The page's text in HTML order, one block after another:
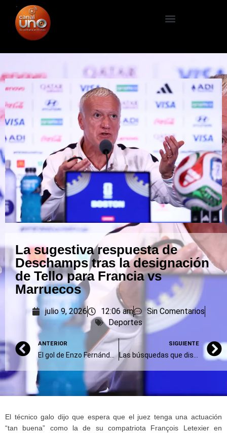
La sugestiva respuesta de
Deschamps tras la designación
de Tello para Francia vs
Marruecos
julio 9, 2026 12:06 am
Sin Comentarios
Deportes
ANTERIOR
El gol de Enzo Fernández ante Egipto rompió un récord histórico de búsquedas en Google
SIGUIENTE
Las búsquedas que disparó el Mundial 2026: los jugadores y las selecciones que ganaron en Google Trends
El técnico galo dijo que espera que el juez tenga una actuación
“tan buena” como la de su compatriota François Letexier en